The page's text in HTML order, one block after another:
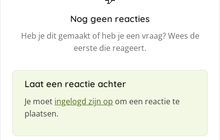
Nog geen reacties
Heb je dit gemaakt of heb je een vraag? Wees de
eerste die reageert.
Laat een reactie achter
Je moet ingelogd zijn op om een reactie te
plaatsen.